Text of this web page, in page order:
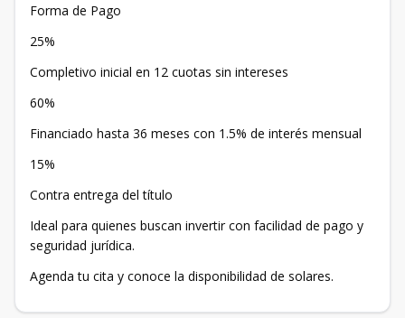
Forma de Pago
25%
Completivo inicial en 12 cuotas sin intereses
60%
Financiado hasta 36 meses con 1.5% de interés mensual
15%
Contra entrega del título
Ideal para quienes buscan invertir con facilidad de pago y
seguridad jurídica.
Agenda tu cita y conoce la disponibilidad de solares.